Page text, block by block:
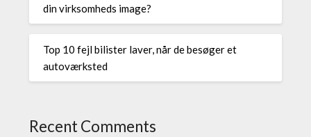
din virksomheds image?
Top 10 fejl bilister laver, når de besøger et
autoværksted
Recent Comments